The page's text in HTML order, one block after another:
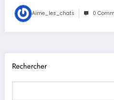
Aime_les_chats 0
Rechercher